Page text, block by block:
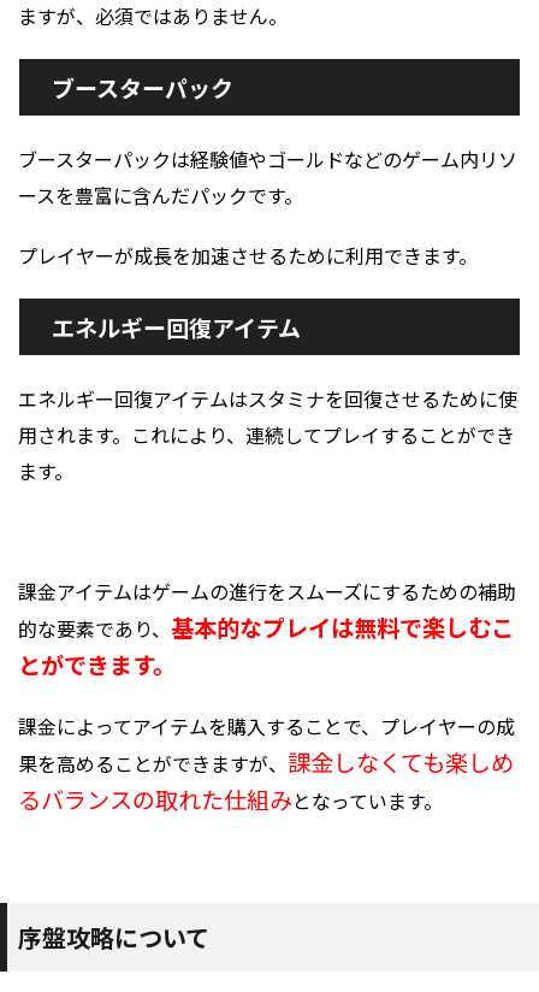
ますが、必須ではありません。
ブースターパック
ブースターパックは経験値やゴールドなどのゲーム内リソ
ースを豊富に含んだパックです。
プレイヤーが成長を加速させるために利用できます。
エネルギー回復アイテム
エネルギー回復アイテムはスタミナを回復させるために使
用されます。これにより、連続してプレイすることができ
ます。
課金アイテムはゲームの進行をスムーズにするための補助
的な要素であり、 基本的なプレイは無料で楽しむこ
とができます。
課金によってアイテムを購入することで、プレイヤーの成
果を高めることができますが、 課金しなくても楽しめ
るバランスの取れた仕組みとなっています。
序盤攻略について